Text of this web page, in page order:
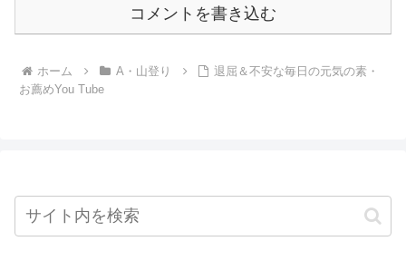
コメントを書き込む
ホーム A・山登り
退屈＆不安な毎日の元気の素・
お薦めYou Tube